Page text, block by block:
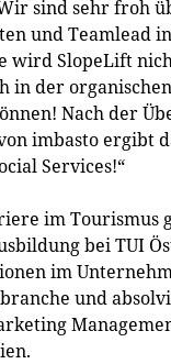
sind sehr froh
und Teamlead
wird SlopeLift
in der
Nach der
imbasto ergibt
Services!“
im Tourismus
bei TUI
im
und